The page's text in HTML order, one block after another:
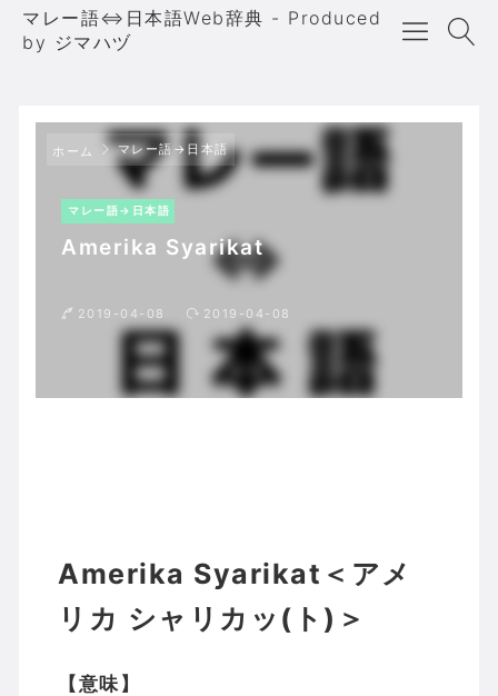
マレー語⇔日本語Web辞典 - Produced
by ジマハヅ
ホーム マレー語→日本語
マレー語→日本語
Amerika Syarikat
2019-04-08 2019-04-08
Amerika Syarikat＜アメ
リカ シャリカッ(ト)＞
【意味】